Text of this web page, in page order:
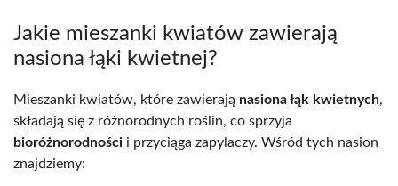
Jakie mieszanki kwiatów zawierają
nasiona łąki kwietnej?
Mieszanki kwiatów, które zawierają nasiona łąk kwietnych,
składają się z różnorodnych roślin, co sprzyja
bioróżnorodności i przyciąga zapylaczy. Wśród tych nasion
znajdziemy: